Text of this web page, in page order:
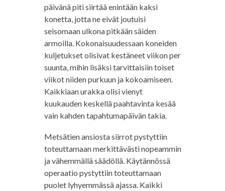
päivänä piti siirtää enintään kaksi
konetta, jotta ne eivät joutuisi
seisomaan ulkona pitkään säiden
armoilla. Kokonaisuudessaan koneiden
kuljetukset olisivat kestäneet viikon per
suunta, mihin lisäksi tarvittaisiin toiset
viikot niiden purkuun ja kokoamiseen.
Kaikkiaan urakka olisi vienyt
kuukauden keskellä paahtavinta kesää
vain kahden tapahtumapäivän takia.
Metsätien ansiosta siirrot pystyttiin
toteuttamaan merkittävästi nopeammin
ja vähemmällä säädöllä. Käytännössä
operaatio pystyttiin toteuttamaan
puolet lyhyemmässä ajassa. Kaikki